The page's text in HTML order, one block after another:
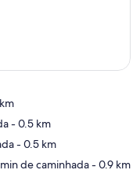
- 0.5 km
- 0.5 km
de caminhada- 0.9 km